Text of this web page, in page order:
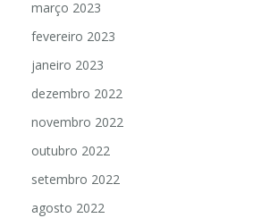
março 2023
fevereiro 2023
janeiro 2023
dezembro 2022
novembro 2022
outubro 2022
setembro 2022
agosto 2022